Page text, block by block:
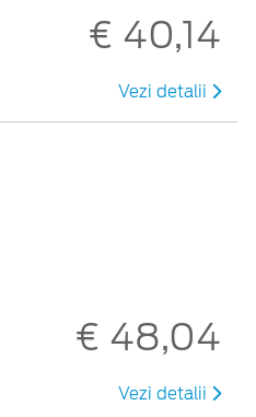
€ 40,14
Vezi detalii
€ 48,04
Vezi detalii